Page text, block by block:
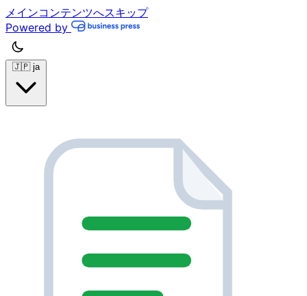
メインコンテンツへスキップ
Powered by
🇯🇵 ja